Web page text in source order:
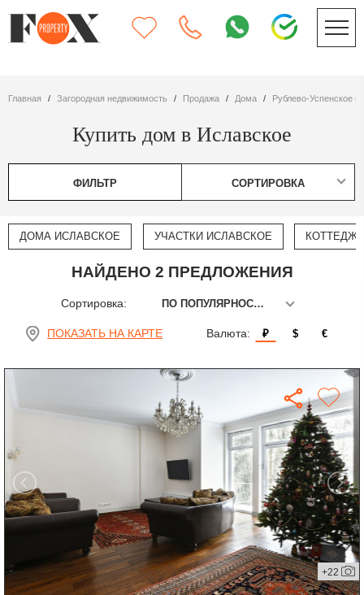
Главная Загородная недвижимость Продажа дома Рублево-Успенское
Купить дом в Иславское
ФИЛЬТР СОРТИРОВКА
ДОМА ИСЛАВСКОЕ УЧАСТКИ ИСЛАВСКОЕ
НАЙДЕНО 2 ПРЕДЛОЖЕНИЯ
Сортировка: ПО ПОПУЛЯРНОСТИ
ПОКАЗАТЬ НА КАРТЕ Валюта: ₽ $ €
+22